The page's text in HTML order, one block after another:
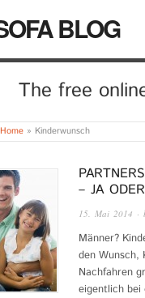
BLOG
The free
Home » Kinderwunsch
– JA
15. Mai 2014 ·
Männer?
den Wunsch,
Nachfahren
eigentlich